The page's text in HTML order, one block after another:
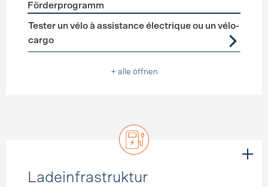
Förderprogramme Elektrofahrzeuge
Förderprogramm
Tester un vélo à assistance électrique ou un vélo-
cargo
+ alle öffnen
Ladeinfrastruktur